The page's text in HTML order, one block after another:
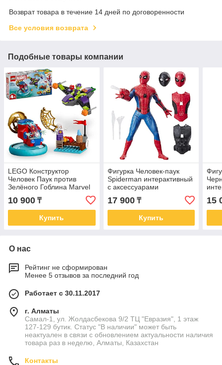
Возврат товара в течение 14 дней по договоренности
Все условия возврата
Подобные товары компании
LEGO Конструктор
Человек Паук против
Зелёного Гоблина Marvel
10 900 ₸
Купить
Фигурка Человек-паук
Spiderman интерактивный
с аксессуарами
17 900₸
Купить
15
О нас
Рейтинг не сформирован
Менее 5 отзывов за последний год
Работает с 30.11.2017
г. Алматы
Самал-1, ул. Жолдасбекова 9/2 ТЦ "Евразия", 1 этаж
127-129 бутик. Статус "В наличии" может быть
неактуален в связи с обновлением актуальности наличия
товара раз в неделю, Алматы, Казахстан
Контакты